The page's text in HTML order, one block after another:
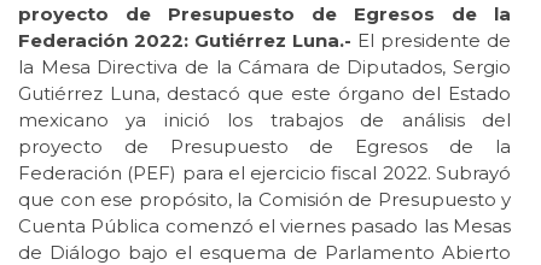
proyecto de Presupuesto de Egresos de la
Federación 2022: Gutiérrez Luna.- El presidente de
la Mesa Directiva de la Cámara de Diputados, Sergio
Gutiérrez Luna, destacó que este órgano del Estado
mexicano ya inició los trabajos de análisis del
proyecto de Presupuesto de Egresos de la
Federación (PEF) para el ejercicio fiscal 2022. Subrayó
que con ese propósito, la Comisión de Presupuesto y
Cuenta Pública comenzó el viernes pasado las Mesas
de Diálogo bajo el esquema de Parlamento Abierto